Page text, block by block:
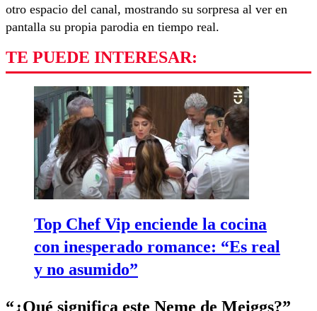
otro espacio del canal, mostrando su sorpresa al ver en
pantalla su propia parodia en tiempo real.
TE PUEDE INTERESAR:
Top Chef Vip enciende la cocina
con inesperado romance: “Es real
y no asumido”
“¿Qué significa este Neme de Meiggs?”